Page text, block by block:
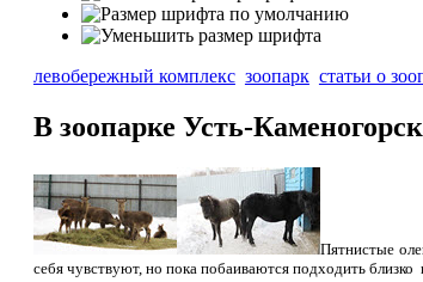
левобережный комплекс зоопарк статьи о
В зоопарке Усть-
Пятнистые
себя чувствуют, но пока побаиваются подходить